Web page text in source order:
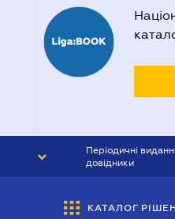
Періодичні
довідники
КАТАЛОГ